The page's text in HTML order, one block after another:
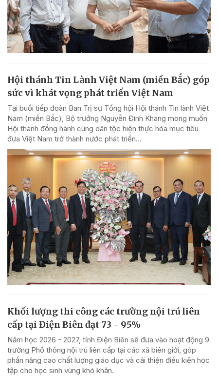
Hội thánh Tin Lành Việt Nam (miền Bắc) góp
sức vì khát vọng phát triển Việt Nam
Tại buổi tiếp đoàn Ban Trị sự Tổng hội Hội thánh Tin lành Việt
Nam (miền Bắc), Bộ trưởng Nguyễn Đình Khang mong muốn
Hội thánh đồng hành cùng dân tộc hiện thực hóa mục tiêu
đưa Việt Nam trở thành nước phát triển...
Khối lượng thi công các trường nội trú liên
cấp tại Điện Biên đạt 73 - 95%
Năm học 2026 - 2027, tỉnh Điện Biên sẽ đưa vào hoạt động 9
trường Phổ thông nội trú liên cấp tại các xã biên giới, góp
phần nâng cao chất lượng giáo dục và cải thiện điều kiện học
tập cho học sinh vùng khó khăn.